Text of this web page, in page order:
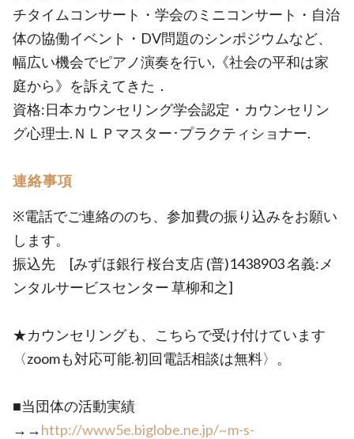
チタイムコンサート・学会のミニコンサート・自治
体の協働イベント・DV問題のシンポジウムなど、
幅広い機会でピアノ演奏を行い,《社会の平和は家
庭から》を訴えてきた．
資格:日本カウンセリング学会認定・カウンセリン
グ心理士.ＮＬＰマスター･プラクティショナー.
連絡事項
※電話でご連絡ののち、参加費の振り込みをお願い
します。
振込先 [みずほ銀行 桜台支店 (普)1438903 名義:メ
ンタルサービスセンター 草柳和之]
★カウンセリングも、こちらで受け付けています
〈zoomも対応可能.初回電話相談は無料〉。
■当団体の活動実績
→→http://www5e.biglobe.ne.jp/~m-s-